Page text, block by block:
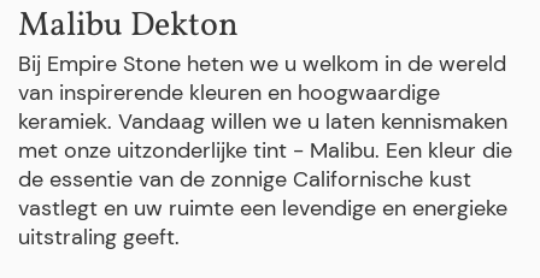
Malibu Dekton
Bij Empire Stone heten we u welkom in de wereld
van inspirerende kleuren en hoogwaardige
keramiek. Vandaag willen we u laten kennismaken
met onze uitzonderlijke tint - Malibu. Een kleur die
de essentie van de zonnige Californische kust
vastlegt en uw ruimte een levendige en energieke
uitstraling geeft.